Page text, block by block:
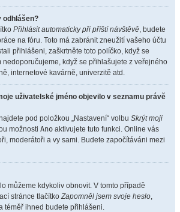
odhlášen?
Přihlásit automaticky při příští návštěvě, budete
na fóru. Toto má zabránit zneužití vašeho účtu
přihlášeni, zaškrtněte toto políčko, když se
nedoporučujeme, když se přihlašujete z veřejného
internetové kavárně, univerzitě atd.
uživatelské jméno objevilo v seznamu právě
pod položkou „Nastavení“ volbu Skrýt moji
možnosti Ano aktivujete tuto funkci. Online vás
moderátoři a vy sami. Budete započítáváni mezi
můžeme kdykoliv obnovit. V tomto případě
stránce tlačítkoZapomněl jsem svoje heslo,
téměř ihned budete přihlášeni.